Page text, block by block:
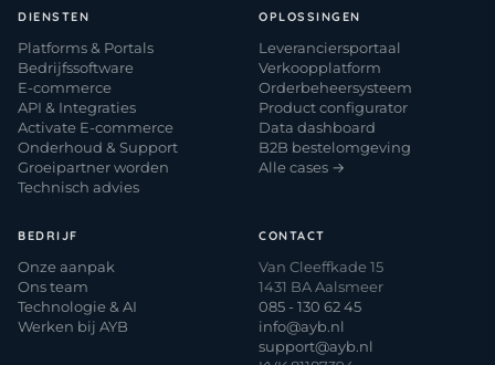
DIENSTEN
Platforms & Portals
Bedrijfssoftware
E-commerce
API & Integraties
Activate E-commerce
Onderhoud & Support
Groeipartner worden
Technisch advies
OPLOSSINGEN
Leveranciersportaal
Verkoopplatform
Orderbeheersysteem
Product configurator
Data dashboard
B2B bestelomgeving
Alle cases →
BEDRIJF
Onze aanpak
Ons team
Technologie & AI
Werken bij AYB
CONTACT
Van Cleeffkade 15
1431 BA Aalsmeer
085 - 130 62 45
info@ayb.nl
support@ayb.nl